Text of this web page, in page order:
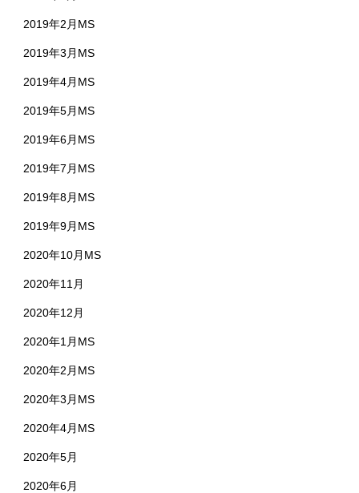
2019年2月MS
2019年3月MS
2019年4月MS
2019年5月MS
2019年6月MS
2019年7月MS
2019年8月MS
2019年9月MS
2020年10月MS
2020年11月
2020年12月
2020年1月MS
2020年2月MS
2020年3月MS
2020年4月MS
2020年5月
2020年6月